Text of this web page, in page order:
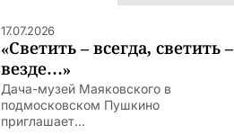
17.07.2026
«Светить – всегда, светить –
везде…»
Дача-музей Маяковского в
подмосковском Пушкино
приглашает...